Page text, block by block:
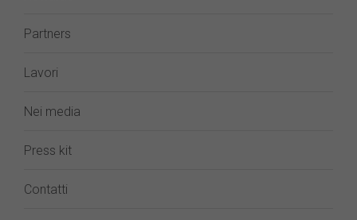
Partners
Lavori
Nei media
Press kit
Contatti